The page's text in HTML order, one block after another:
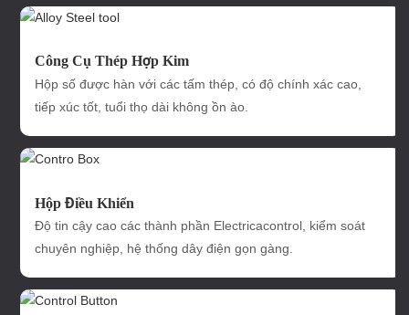
Công Cụ Thép Hợp Kim
Hộp số được hàn với các tấm thép, có độ chính xác cao,
tiếp xúc tốt, tuổi thọ dài không ồn ào.
Hộp Điều Khiển
Độ tin cậy cao các thành phần Electricacontrol, kiểm soát
chuyên nghiệp, hệ thống dây điện gọn gàng.